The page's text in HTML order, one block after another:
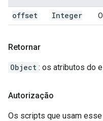
offset Integer
Retornar
Object : os atributos do
Autorização
Os scripts que usam